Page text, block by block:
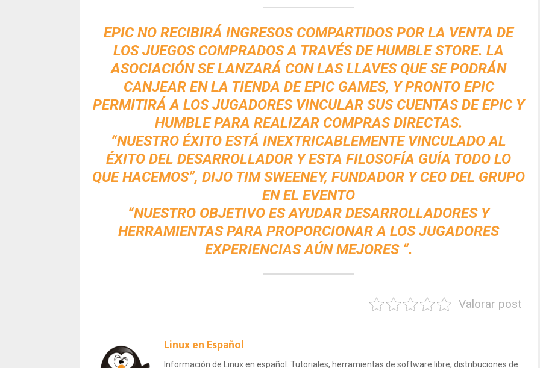
EPIC NO RECIBIRÁ INGRESOS COMPARTIDOS POR LA VENTA DE
LOS JUEGOS COMPRADOS A TRAVÉS DE HUMBLE STORE. LA
ASOCIACIÓN SE LANZARÁ CON LAS LLAVES QUE SE PODRÁN
CANJEAR EN LA TIENDA DE EPIC GAMES, Y PRONTO EPIC
PERMITIRÁ A LOS JUGADORES VINCULAR SUS CUENTAS DE EPIC Y
HUMBLE PARA REALIZAR COMPRAS DIRECTAS.
“NUESTRO ÉXITO ESTÁ INEXTRICABLEMENTE VINCULADO AL
ÉXITO DEL DESARROLLADOR Y ESTA FILOSOFÍA GUÍA TODO LO
QUE HACEMOS”, DIJO TIM SWEENEY, FUNDADOR Y CEO DEL GRUPO
EN EL EVENTO
“NUESTRO OBJETIVO ES AYUDAR DESARROLLADORES Y
HERRAMIENTAS PARA PROPORCIONAR A LOS JUGADORES
EXPERIENCIAS AÚN MEJORES “.
Valorar post
Linux en Español
Información de Linux en español. Tutoriales, herramientas de software libre, distribuciones de